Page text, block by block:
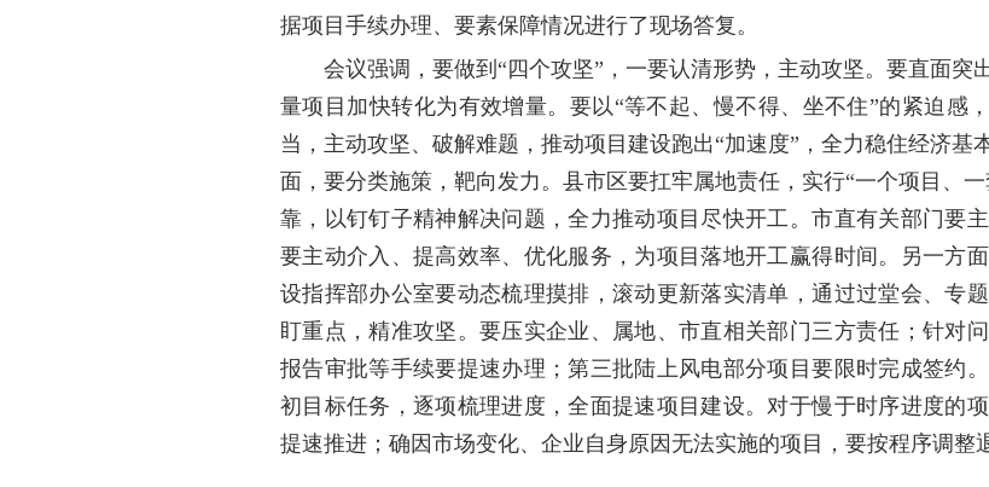
据项目手续办理、要素保障情况进行了现场答复。
会议强调，要做到“四个攻坚”，一要认清形势，主动攻坚。要直面突
量项目加快转化为有效增量。要以“等不起、慢不得、坐不住”的紧迫感
当，主动攻坚、破解难题，推动项目建设跑出“加速度”，全力稳住经济基
面，要分类施策，靶向发力。县市区要扛牢属地责任，实行“一个项目、
靠，以钉钉子精神解决问题，全力推动项目尽快开工。市直有关部门要
要主动介入、提高效率、优化服务，为项目落地开工赢得时间。另一方
设指挥部办公室要动态梳理摸排，滚动更新落实清单，通过过堂会、专
盯重点，精准攻坚。要压实企业、属地、市直相关部门三方责任；针对
报告审批等手续要提速办理；第三批陆上风电部分项目要限时完成签约
初目标任务，逐项梳理进度，全面提速项目建设。对于慢于时序进度的
提速推进；确因市场变化、企业自身原因无法实施的项目，要按程序调整